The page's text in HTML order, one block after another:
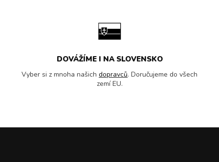
DOVÁŽÍME I NA SLOVENSKO
Vyber si z mnoha našich dopravců. Doručujeme do všech
zemí EU.